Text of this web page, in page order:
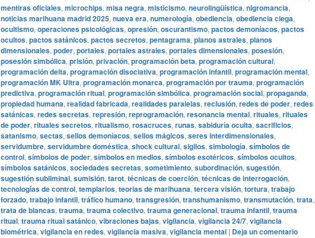
mentiras oficiales, microchips, misa negra, misticismo, neurolingüística, nigromancia,
noticias marihuana madrid 2025, nueva era, numerología, obediencia, obediencia ciega,
ocultismo, operaciones psicológicas, opresión, oscurantismo, pactos demoníacos, pactos
ocultos, pactos satánicos, pactos secretos, pentagrama, planos astrales, planos
dimensionales, poder, portales, portales astrales, portales dimensionales, posesión,
posesión simbólica, prisión, privación, programación beta, programación cultural,
programación delta, programación disociativa, programación infantil, programación mental,
programación MK Ultra, programación monarca, programación por trauma, programación
predictiva, programación ritual, programación simbólica, programación social, propaganda,
propiedad humana, realidad fabricada, realidades paralelas, reclusión, redes de poder, redes
satánicas, redes secretas, represión, reprogramación, resonancia mental, rituales, rituales
de poder, rituales secretos, ritualismo, rosacruces, runas, sabiduría oculta, sacrificios,
satanismo, sectas, sellos demoníacos, sellos mágicos, seres interdimensionales,
servidumbre, servidumbre doméstica, shock cultural, sigilos, simbología, símbolos de
control, símbolos de poder, símbolos en medios, símbolos esotéricos, símbolos ocultos,
símbolos satánicos, sociedades secretas, sometimiento, subordinación, sugestión,
sugestión subliminal, sumisión, tarot, técnicas de coerción, técnicas de interrogación,
tecnologías de control, templarios, teorias de marihuana, tercera visión, tortura, trabajo
forzado, trabajo infantil, tráfico humano, transgresión, transhumanismo, transmutación, trata,
trata de blancas, trauma, trauma colectivo, trauma generacional, trauma infantil, trauma
ritual, trauma ritual satánico, vibraciones bajas, vigilancia, vigilancia 24/7, vigilancia
biométrica, vigilancia en redes, vigilancia masiva, vigilancia mental | Deja un comentario